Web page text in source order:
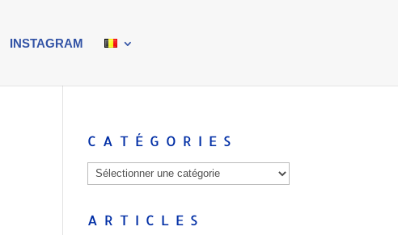
INSTAGRAM
CATÉGORIES
Catégories
ARTICLES